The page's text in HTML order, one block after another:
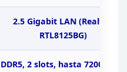
2.5 Gigabit LAN (Realtek
RTL8125BG)
DDR5, 2 slots, hasta 7200MHz+